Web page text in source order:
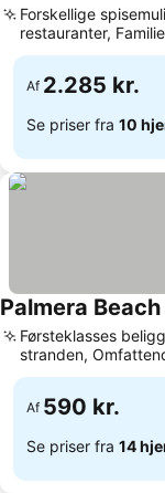
Forskellige
restauranter,
vandrutsjebaner
Af 2.285 kr.
Se priser fra 10
Palmera
Førsteklasses
stranden,
wellnesscenter
Af 590 kr.
Se priser fra 14